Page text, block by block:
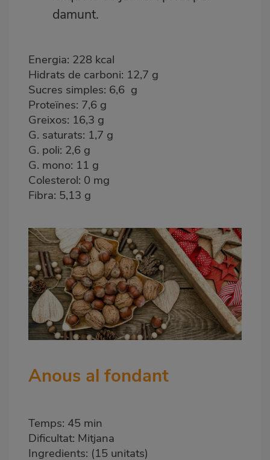
damunt.
Energia: 228 kcal
Hidrats de carboni: 12,7 g
Sucres simples: 6,6 g
Proteïnes: 7,6 g
Greixos: 16,3 g
G. saturats: 1,7 g
G. poli: 2,6 g
G. mono: 11 g
Colesterol: 0 mg
Fibra: 5,13 g
Anous al fondant
Temps: 45 min
Dificultat: Mitjana
Ingredients: (15 unitats)